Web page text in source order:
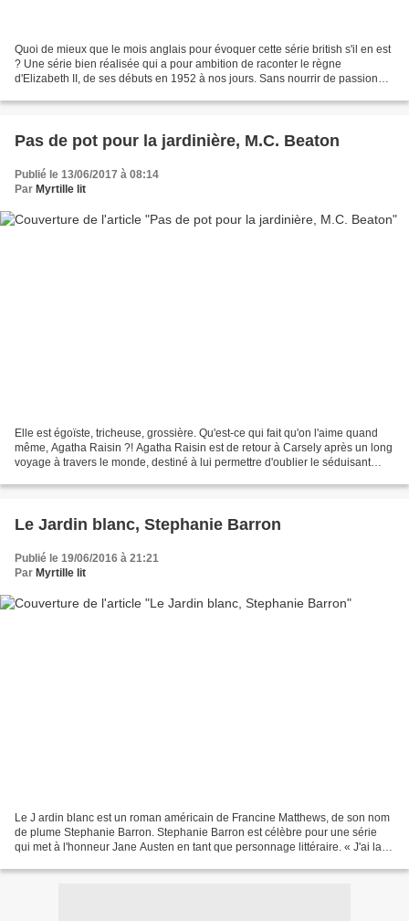
Quoi de mieux que le mois anglais pour évoquer cette série british s'il en est
? Une série bien réalisée qui a pour ambition de raconter le règne
d'Elizabeth II, de ses débuts en 1952 à nos jours. Sans nourrir de passion
Pas de pot pour la jardinière, M.C. Beaton
Publié le 13/06/2017 à 08:14
Par Myrtille lit
Elle est égoïste, tricheuse, grossière. Qu'est-ce qui fait qu'on l'aime quand
même, Agatha Raisin ?! Agatha Raisin est de retour à Carsely après un long
voyage à travers le monde, destiné à lui permettre d'oublier le séduisant
Le Jardin blanc, Stephanie Barron
Publié le 19/06/2016 à 21:21
Par Myrtille lit
Le J ardin blanc est un roman américain de Francine Matthews, de son nom
de plume Stephanie Barron. Stephanie Barron est célèbre pour une série
qui met à l'honneur Jane Austen en tant que personnage littéraire. « J'ai la